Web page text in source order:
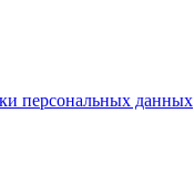
персональных данных